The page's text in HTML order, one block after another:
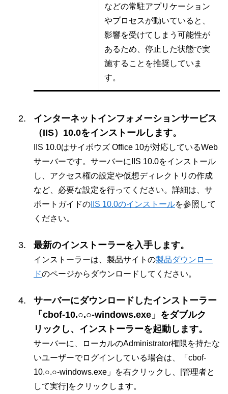
などの常駐アプリケーション
やプロセスが動いていると、
影響を受けてしまう可能性が
あるため、停止した状態で実
施することを推奨していま
す。
インターネットインフォメーションサービス
（IIS）10.0をインストールします。
IIS 10.0はサイボウズ Office 10が対応しているWeb
サーバーです。サーバーにIIS 10.0をインストール
し、アクセス権の設定や仮想ディレクトリの作成
など、必要な設定を行ってください。詳細は、サ
ポートガイドのIIS 10.0のインストールを参照して
ください。
最新のインストーラーを入手します。
インストーラーは、製品サイトの製品ダウンロー
ドのページからダウンロードしてください。
サーバーにダウンロードしたインストーラー
「cbof-10.○.○-windows.exe」をダブルク
リックし、インストーラーを起動します。
サーバーに、ローカルのAdministrator権限を持たな
いユーザーでログインしている場合は、「cbof-
10.○.○-windows.exe」を右クリックし、[管理者と
して実行]をクリックします。